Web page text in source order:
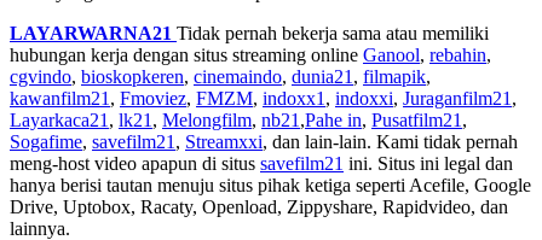
LAYARWARNA21 Tidak pernah bekerja sama atau memiliki
hubungan kerja dengan situs streaming online Ganool, rebahin,
cgvindo, bioskopkeren, cinemaindo, dunia21 , filmapik,
kawanfilm21 , Fmoviez, FMZM, indoxx1 , indoxxi, Juraganfilm21 ,
Layarkaca21 , lk21 , Melongfilm, nb21 ,Pahe in, Pusatfilm21 ,
Sogafime, savefilm21 , Streamxxi, dan lain-lain. Kami tidak pernah
meng-host video apapun di situs savefilm21 ini. Situs ini legal dan
hanya berisi tautan menuju situs pihak ketiga seperti Acefile, Google
Drive, Uptobox, Racaty, Openload, Zippyshare, Rapidvideo, dan
lainnya.